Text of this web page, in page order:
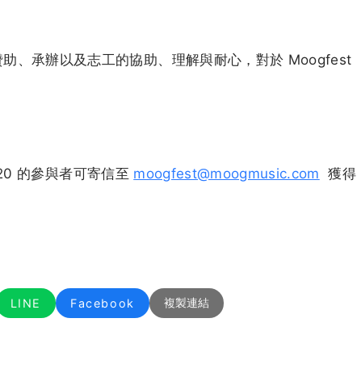
、承辦以及志工的協助、理解與耐心，對於 Moogfest
的參與者可寄信至 moogfest@moogmusic.com 獲得
LINE Facebook 複製連結